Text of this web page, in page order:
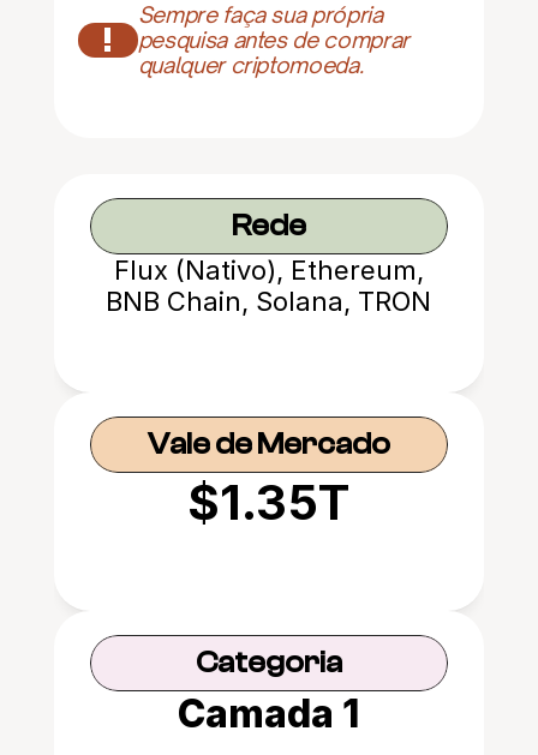
!
Sempre faça sua própria
pesquisa antes de comprar
qualquer criptomoeda.
Rede
Flux (Nativo), Ethereum,
BNB Chain, Solana, TRON
Vale de Mercado
$1.35T
Categoria
Camada 1